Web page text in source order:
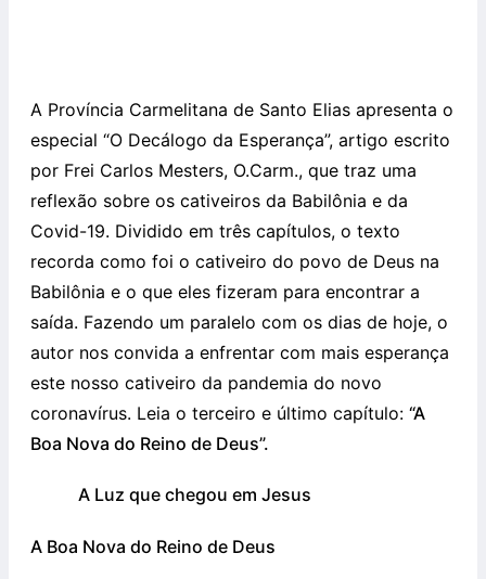
A Província Carmelitana de Santo Elias apresenta o
especial “O Decálogo da Esperança”, artigo escrito
por Frei Carlos Mesters, O.Carm., que traz uma
reflexão sobre os cativeiros da Babilônia e da
Covid-19. Dividido em três capítulos, o texto
recorda como foi o cativeiro do povo de Deus na
Babilônia e o que eles fizeram para encontrar a
saída. Fazendo um paralelo com os dias de hoje, o
autor nos convida a enfrentar com mais esperança
este nosso cativeiro da pandemia do novo
coronavírus. Leia o terceiro e último capítulo: “A
Boa Nova do Reino de Deus”.
A Luz que chegou em Jesus
A Boa Nova do Reino de Deus